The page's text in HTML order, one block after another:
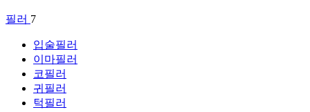
필러 7
입술필러
이마필러
코필러
귀필러
턱필러